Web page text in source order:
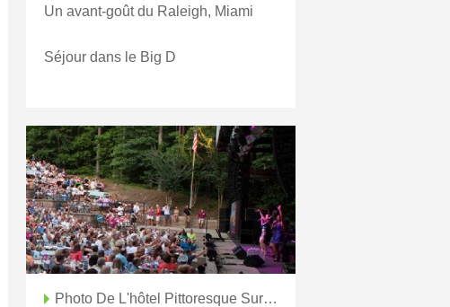
Un avant-goût du Raleigh, Miami
Séjour dans le Big D
Photo De L'hôtel Pittoresque Sur Les Pistes